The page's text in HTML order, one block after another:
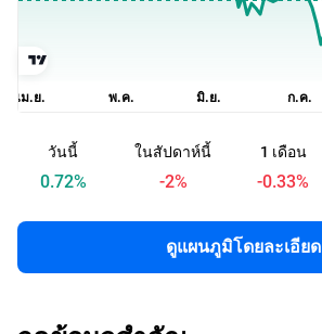
วันนี้
0.72%
ในสัปดาห์นี้
-2%
1 เดือน
-0.33%
ดูแผนภูมิโดยละเอียด